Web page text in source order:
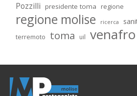
Pozzilli presidente toma regione
regione molise ricerca
terremoto toma uil venafro